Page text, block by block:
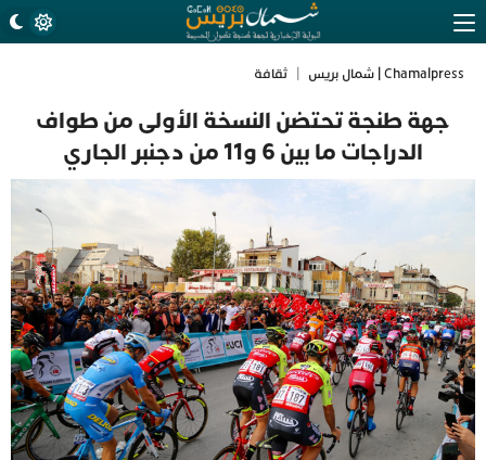
Chamalpress | شمال بريس ثقافة
جهة طنجة تحتضن النسخة الأولى من طواف
الدراجات ما بين 6 و11 من دجنبر الجاري